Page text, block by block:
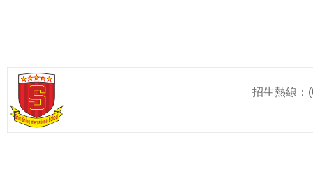
招生熱線：